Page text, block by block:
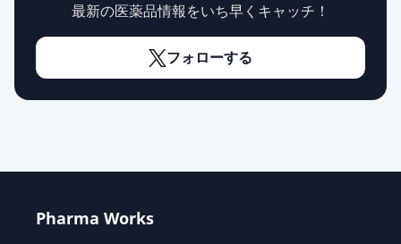
炭酸ランタンOD錠250mg「FCI」 通常出荷
炭酸ランタンOD錠250mg「イセ
イ」
通常出荷
炭酸ランタン顆粒分包250mg「サワ
最新の医薬品情報をいち早くキャッチ！
フォローする
Pharma Works